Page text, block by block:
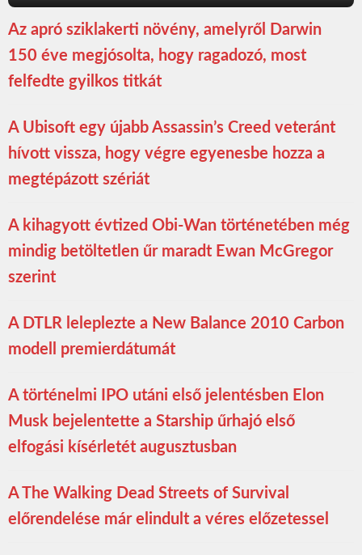
Az apró sziklakerti növény, amelyről Darwin
150 éve megjósolta, hogy ragadozó, most
felfedte gyilkos titkát
A Ubisoft egy újabb Assassin’s Creed veteránt
hívott vissza, hogy végre egyenesbe hozza a
megtépázott szériát
A kihagyott évtized Obi-Wan történetében még
mindig betöltetlen űr maradt Ewan McGregor
szerint
A DTLR leleplezte a New Balance 2010 Carbon
modell premierdátumát
A történelmi IPO utáni első jelentésben Elon
Musk bejelentette a Starship űrhajó első
elfogási kísérletét augusztusban
A The Walking Dead Streets of Survival
előrendelése már elindult a véres előzetessel